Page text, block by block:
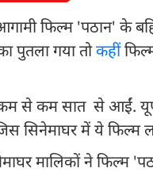
फिल्म 'पठान' के
पुतला गया तोकहीं
से कम सात से आईं. यूपी
सिनेमाघर में ये
मालिकों ने फिल्म